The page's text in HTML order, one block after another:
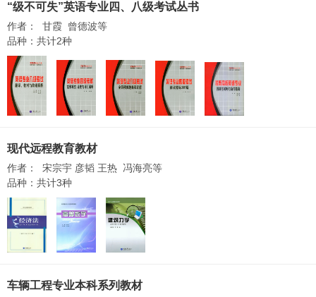
“级不可失”英语专业四、八级考试丛书
作者： 甘霞 曾德波等
品种：共计2种
现代远程教育教材
作者： 宋宗宇 彦韬 王热 冯海亮等
品种：共计3种
车辆工程专业本科系列教材